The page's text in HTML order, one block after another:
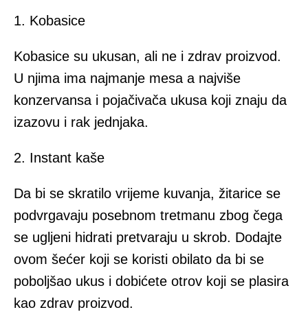
1. Kobasice
Kobasice su ukusan, ali ne i zdrav proizvod.
U njima ima najmanje mesa a najviše
konzervansa i pojačivača ukusa koji znaju da
izazovu i rak jednjaka.
2. Instant kaše
Da bi se skratilo vrijeme kuvanja, žitarice se
podvrgavaju posebnom tretmanu zbog čega
se ugljeni hidrati pretvaraju u skrob. Dodajte
ovom šećer koji se koristi obilato da bi se
poboljšao ukus i dobićete otrov koji se plasira
kao zdrav proizvod.